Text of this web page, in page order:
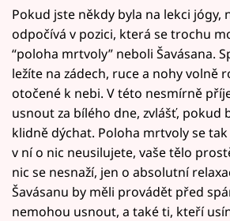
Pokud jste někdy byla na lekci jógy,
odpočívá v pozici, která se trochu
“poloha mrtvoly” neboli Šavásana.
ležíte na zádech, ruce a nohy volně
otočené k nebi. V této nesmírně
usnout za bílého dne, zvlášť, pokud
klidně dýchat. Poloha mrtvoly se
v ní o nic neusilujete, vaše tělo
nic se nesnaží, jen o absolutní
Šavásanu by měli provádět před
nemohou usnout, a také ti, kteří